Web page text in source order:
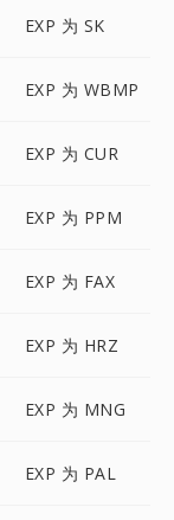
EXP 为 SK
EXP 为 WBMP
EXP 为 CUR
EXP 为 PPM
EXP 为 FAX
EXP 为 HRZ
EXP 为 MNG
EXP 为 PAL